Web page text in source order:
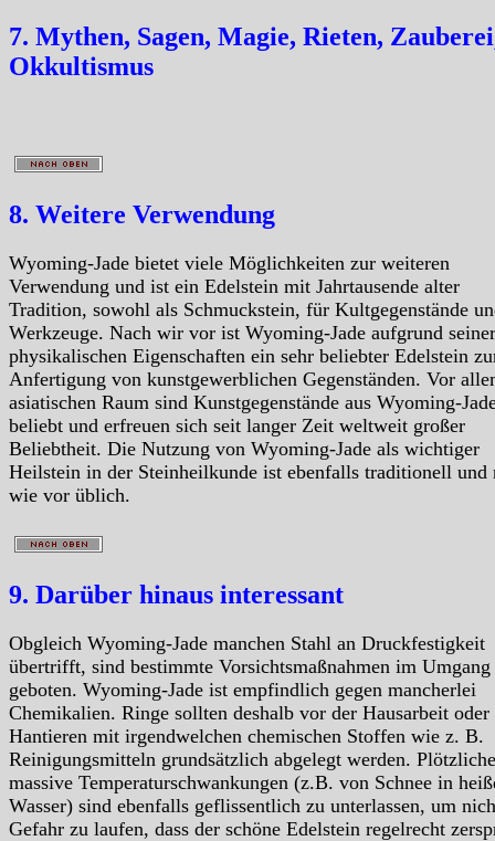
7. Mythen, Sagen, Magie, Rieten,
Okkultismus
8. Weitere Verwendung
Wyoming-Jade bietet viele Möglichkeiten zur weiteren
Verwendung und ist ein Edelstein mit Jahrtausende alter
Tradition, sowohl als Schmuckstein, für Kultgegenstände
Werkzeuge. Nach wir vor ist Wyoming-Jade aufgrund seiner
physikalischen Eigenschaften ein sehr beliebter Edelstein
Anfertigung von kunstgewerblichen Gegenständen. Vor
asiatischen Raum sind Kunstgegenstände aus Wyoming-
beliebt und erfreuen sich seit langer Zeit weltweit großer
Beliebtheit. Die Nutzung von Wyoming-Jade als wichtiger
Heilstein in der Steinheilkunde ist ebenfalls traditionell und
wie vor üblich.
9. Darüber hinaus interessant
Obgleich Wyoming-Jade manchen Stahl an Druckfestigkeit
übertrifft, sind bestimmte Vorsichtsmaßnahmen im Umgang
geboten. Wyoming-Jade ist empfindlich gegen mancherlei
Chemikalien. Ringe sollten deshalb vor der Hausarbeit oder
Hantieren mit irgendwelchen chemischen Stoffen wie z. B.
Reinigungsmitteln grundsätzlich abgelegt werden. Plötzliche
massive Temperaturschwankungen (z.B. von Schnee in
Wasser) sind ebenfalls geflissentlich zu unterlassen, um
Gefahr zu laufen, dass der schöne Edelstein regelrecht